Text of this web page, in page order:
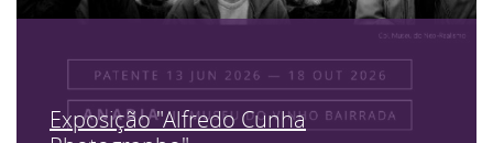
Exposição "Alfredo Cunha